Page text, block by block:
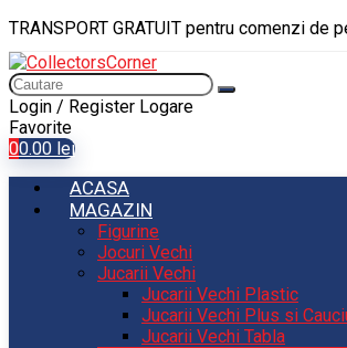
TRANSPORT GRATUIT pentru comenzi de
Login / Register Logare
Favorite
00.00 lei
ACASA
MAGAZIN
Figurine
Jocuri Vechi
Jucarii Vechi
Jucarii Vechi Plastic
Jucarii Vechi Plus si
Jucarii Vechi Tabla